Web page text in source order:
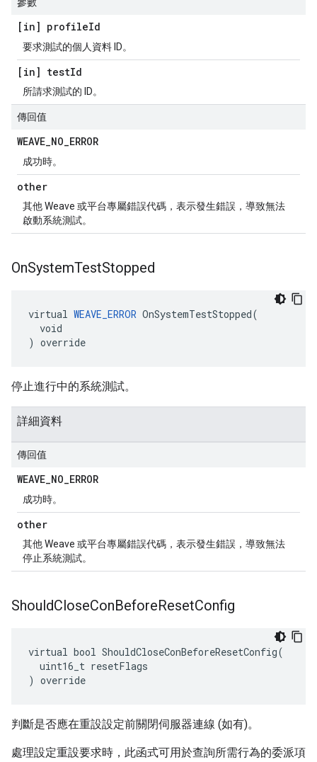
[in] profileId
要求測試的個人資料 ID。
[in] testId
所請求測試的 ID。
傳回值
WEAVE_NO_ERROR
成功時。
other
其他 Weave 或平台專屬錯誤代碼，表示發生錯誤，導致無法
啟動系統測試。
OnSystemTestStopped
virtual WEAVE_ERROR OnSystemTestStopped(
  void
) override
停止進行中的系統測試。
詳細資料
傳回值
WEAVE_NO_ERROR
成功時。
other
其他 Weave 或平台專屬錯誤代碼，表示發生錯誤，導致無法
停止系統測試。
ShouldCloseConBeforeResetConfig
virtual bool ShouldCloseConBeforeResetConfig(
  uint16_t resetFlags
) override
判斷是否應在重設設定前關閉伺服器連線 (如有)。
處理設定重設要求時，此函式可用於查詢所需行為的委派項